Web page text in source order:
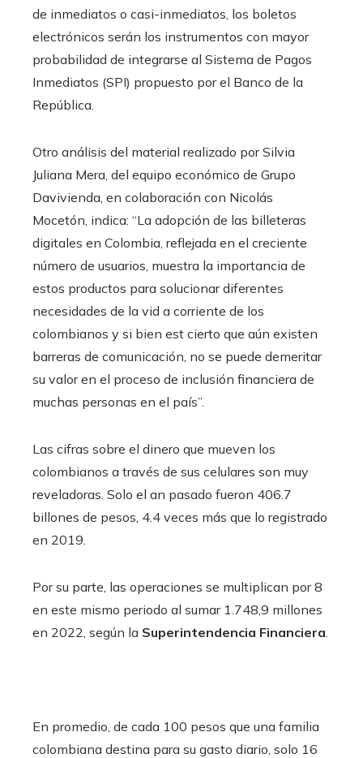
de inmediatos o casi-inmediatos, los boletos
electrónicos serán los instrumentos con mayor
probabilidad de integrarse al Sistema de Pagos
Inmediatos (SPI) propuesto por el Banco de la
República.
Otro análisis del material realizado por Silvia
Juliana Mera, del equipo económico de Grupo
Davivienda, en colaboración con Nicolás
Mocetón, indica: “La adopción de las billeteras
digitales en Colombia, reflejada en el creciente
número de usuarios, muestra la importancia de
estos productos para solucionar diferentes
necesidades de la vid a corriente de los
colombianos y si bien est cierto que aún existen
barreras de comunicación, no se puede demeritar
su valor en el proceso de inclusión financiera de
muchas personas en el país”.
Las cifras sobre el dinero que mueven los
colombianos a través de sus celulares son muy
reveladoras. Solo el an pasado fueron 406.7
billones de pesos, 4.4 veces más que lo registrado
en 2019.
Por su parte, las operaciones se multiplican por 8
en este mismo periodo al sumar 1.748,9 millones
en 2022, según la Superintendencia Financiera
En promedio, de cada 100 pesos que una familia
colombiana destina para su gasto diario, solo 16